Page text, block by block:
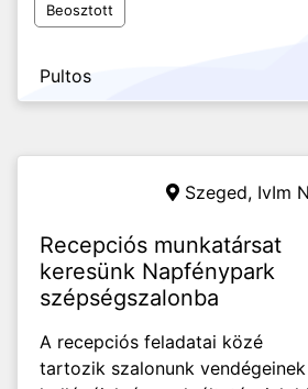
Beosztott
Pultos
Szeged, IvIm
Recepciós munkatársat
keresünk Napfénypark
szépségszalonba
A recepciós feladatai közé
tartozik szalonunk